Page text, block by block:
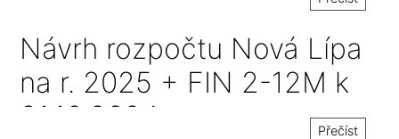
Návrh rozpočtu Nová Lípa
na r. 2025 + FIN 2-12M k
31.10.2024
Přečíst